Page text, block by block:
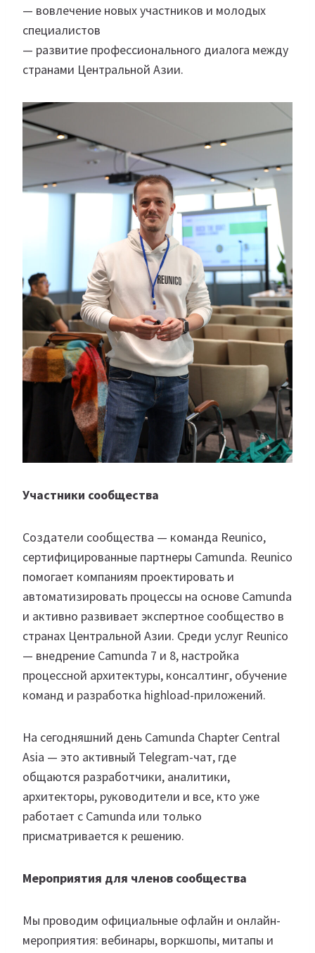
— вовлечение новых участников и молодых
специалистов
— развитие профессионального диалога между
странами Центральной Азии.
Участники сообщества
Создатели сообщества — команда Reunico,
сертифицированные партнеры Camunda. Reunico
помогает компаниям проектировать и
автоматизировать процессы на основе Camunda
и активно развивает экспертное сообщество в
странах Центральной Азии. Среди услуг Reunico
— внедрение Camunda 7 и 8, настройка
процессной архитектуры, консалтинг, обучение
команд и разработка highload-приложений.
На сегодняшний день Camunda Chapter Central
Asia — это активный Telegram-чат, где
общаются разработчики, аналитики,
архитекторы, руководители и все, кто уже
работает с Camunda или только
присматривается к решению.
Мероприятия для членов сообщества
Мы проводим официальные офлайн и онлайн-
мероприятия: вебинары, воркшопы, митапы и